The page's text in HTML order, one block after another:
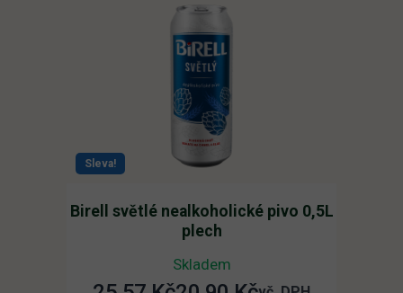
Sleva!
Birell světlé nealkoholické pivo 0,5L
plech
Skladem